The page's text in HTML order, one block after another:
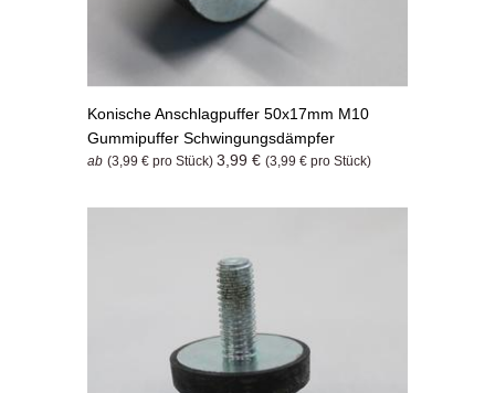
Konische Anschlagpuffer 50x17mm M10
Gummipuffer Schwingungsdämpfer
ab (3,99 € pro Stück) 3,99 € (3,99 € pro Stück)